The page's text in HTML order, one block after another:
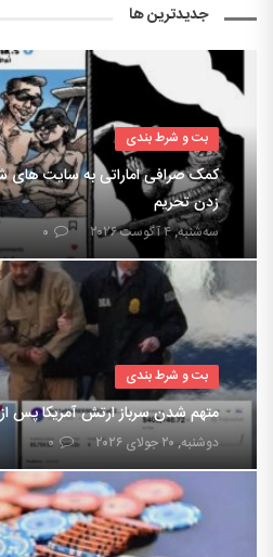
جدیدترین ها
بت و شرط بندی
کمک صرافی اماراتی به سایت های
زدن تحریم
سه‌شنبه, ۴ آگوست ۲۰۲۶ ۰
بت و شرط بندی
متهم شدن سرباز ارتش آمریکا پس
دوشنبه, ۲۰ جولای ۲۰۲۶ ۰